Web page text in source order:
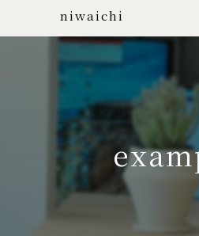
niwaichi